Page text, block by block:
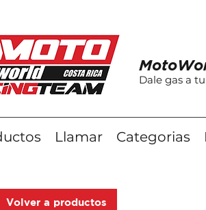
Dale gas a
Llamar Categorias
Volver a productos